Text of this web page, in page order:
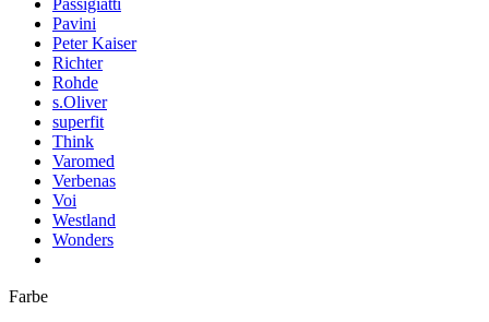
Pavini
Peter Kaiser
Richter
Rohde
s.Oliver
superfit
Think
Varomed
Verbenas
Voi
Westland
Wonders
Farbe